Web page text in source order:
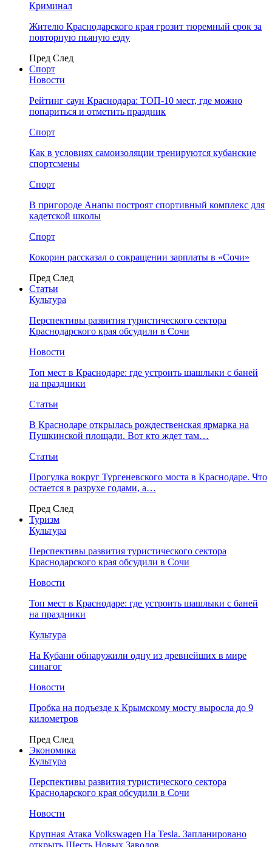
Криминал
Жителю Краснодарского края грозит тюремный срок за
повторную пьяную езду
Пред След
Спорт
Новости
Рейтинг саун Краснодара: ТОП-10 мест, где можно
попариться и отметить праздник
Спорт
Как в условиях самоизоляции тренируются кубанские
спортсмены
Спорт
В пригороде Анапы построят спортивный комплекс для
кадетской школы
Спорт
Кокорин рассказал о сокращении зарплаты в «Сочи»
Пред След
Статьи
Культура
Перспективы развития туристического сектора
Краснодарского края обсудили в Сочи
Новости
Топ мест в Краснодаре: где устроить шашлыки с баней
на праздники
Статьи
В Краснодаре открылась рождественская ярмарка на
Пушкинской площади. Вот кто ждет там…
Статьи
Прогулка вокруг Тургеневского моста в Краснодаре. Что
остается в разрухе годами, а…
Пред След
Туризм
Культура
Перспективы развития туристического сектора
Краснодарского края обсудили в Сочи
Новости
Топ мест в Краснодаре: где устроить шашлыки с баней
на праздники
Культура
На Кубани обнаружили одну из древнейших в мире
синагог
Новости
Пробка на подъезде к Крымскому мосту выросла до 9
километров
Пред След
Экономика
Культура
Перспективы развития туристического сектора
Краснодарского края обсудили в Сочи
Новости
Крупная Атака Volkswagen На Tesla. Запланировано
открыть Шесть Новых Заводов